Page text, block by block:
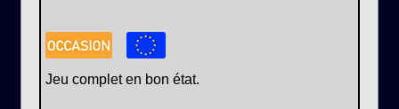
Jeu complet en bon état.